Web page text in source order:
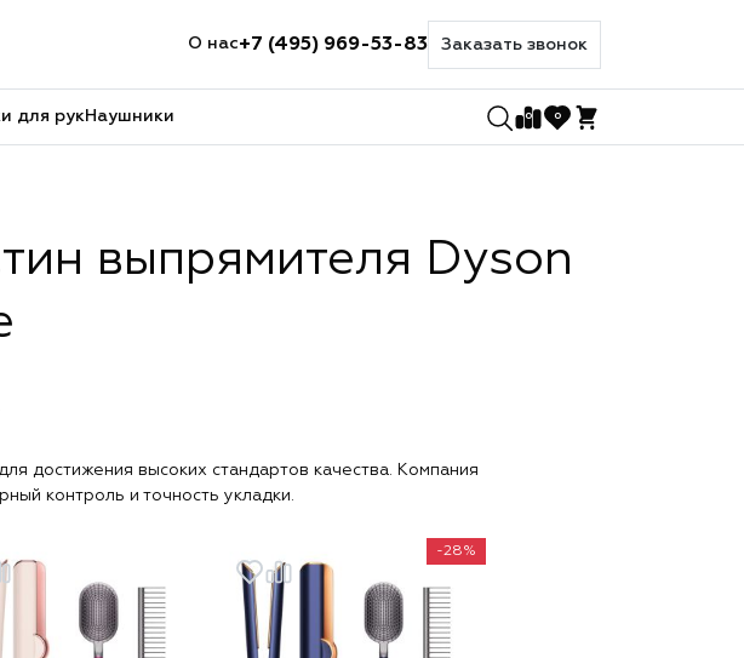
О нас+7 (495) 969-53-83 Заказать звонок
для рукНаушники 0 0
выпрямителя Dyson
достижения высоких стандартов качества. Компания
контроль и точность укладки.
-28%